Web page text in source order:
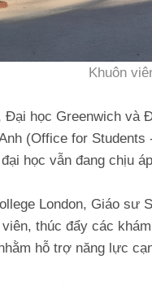
Khuôn
học Greenwich và
(Office for
học vẫn đang chịu
London, Giáo
thúc đẩy các
hỗ trợ năng lực